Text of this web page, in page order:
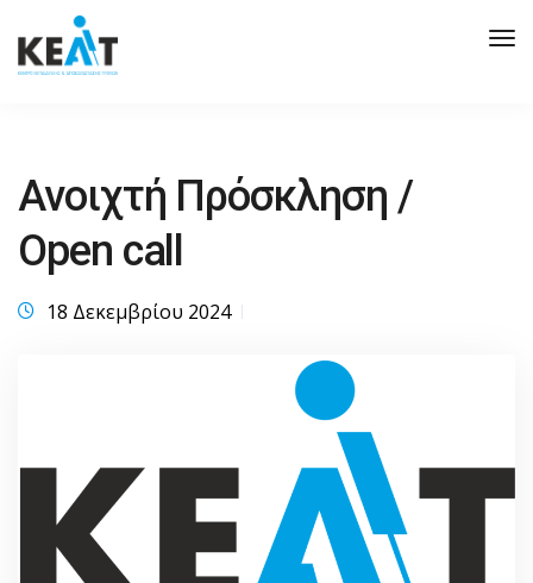
Ανοιχτή Πρόσκληση /
Open call
18 Δεκεμβρίου 2024